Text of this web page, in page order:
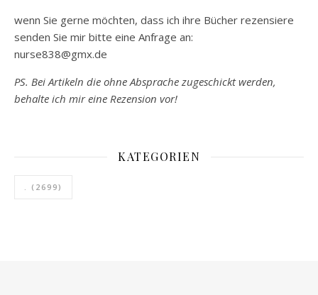
wenn Sie gerne möchten, dass ich ihre Bücher rezensiere
senden Sie mir bitte eine Anfrage an:
nurse838@gmx.de
PS. Bei Artikeln die ohne Absprache zugeschickt werden,
behalte ich mir eine Rezension vor!
KATEGORIEN
. (2699)